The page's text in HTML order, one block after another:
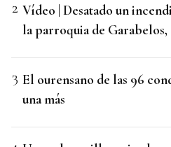
Vídeo | Desatado un
la parroquia de Garabelos,
El ourensano de las 96
una más